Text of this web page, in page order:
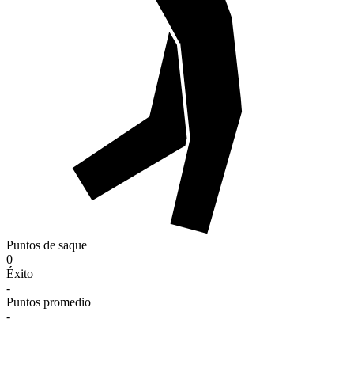
Puntos de saque
0
Éxito
-
Puntos promedio
-